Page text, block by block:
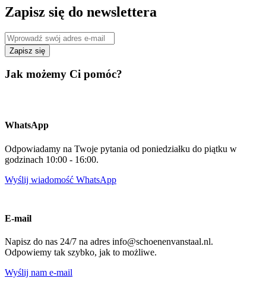
Zapisz się do newslettera
Zapisz się
Jak możemy Ci pomóc?
WhatsApp
Odpowiadamy na Twoje pytania od poniedziałku do piątku w
godzinach 10:00 - 16:00.
Wyślij wiadomość WhatsApp
E-mail
Napisz do nas 24/7 na adres info@schoenenvanstaal.nl.
Odpowiemy tak szybko, jak to możliwe.
Wyślij nam e-mail